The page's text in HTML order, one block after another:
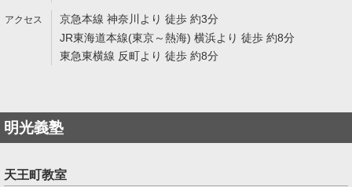
京急本線 神奈川より 徒歩 約3分
JR東海道本線(東京～熱海) 横浜より 徒歩 約8分
東急東横線 反町より 徒歩 約8分
明光義塾
天王町教室